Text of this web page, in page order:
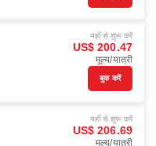
यहाँ से शुरू करें
US$ 200.47
मूल्य/यात्री
बुक करें
यहाँ से शुरू करें
US$ 206.69
मूल्य/यात्री